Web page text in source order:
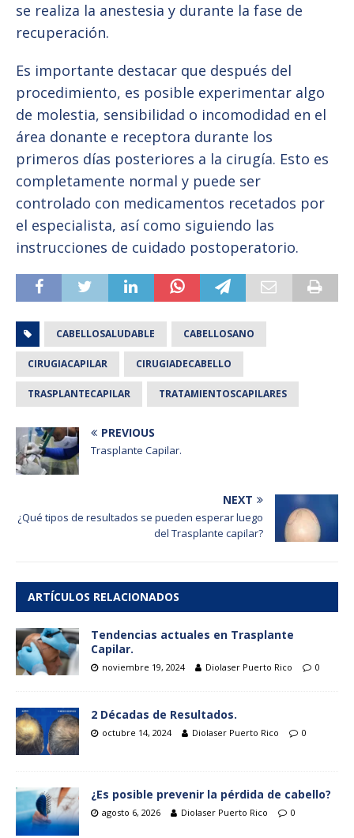
se realiza la anestesia y durante la fase de
recuperación.
Es importante destacar que después del
procedimiento, es posible experimentar algo
de molestia, sensibilidad o incomodidad en el
área donante e receptora durante los
primeros días posteriores a la cirugía. Esto es
completamente normal y puede ser
controlado con medicamentos recetados por
el especialista, así como siguiendo las
instrucciones de cuidado postoperatorio.
CABELLOSALUDABLE CABELLOSANO
CIRUGIACAPILAR CIRUGIADECABELLO
TRASPLANTECAPILAR TRATAMIENTOSCAPILARES
PREVIOUS
Trasplante Capilar.
NEXT
¿Qué tipos de resultados se pueden esperar luego
del Trasplante capilar?
ARTÍCULOS RELACIONADOS
Tendencias actuales en Trasplante
Capilar.
noviembre 19, 2024 Diolaser Puerto Rico 0
2 Décadas de Resultados.
octubre 14, 2024 Diolaser Puerto Rico 0
¿Es posible prevenir la pérdida de cabello?
agosto 6, 2026 Diolaser Puerto Rico 0